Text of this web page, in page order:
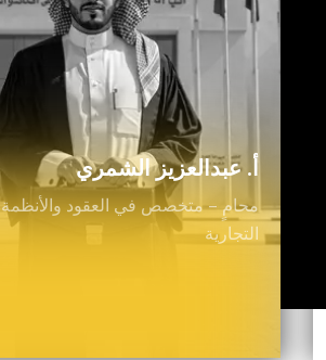
أ. عبدالعزيز الشمري
محامٍ – متخصص في العقود والأنظمة
التجارية